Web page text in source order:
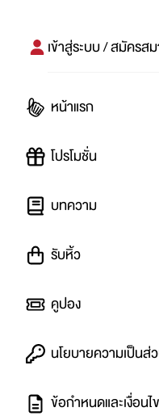
เข้าสู่ระบบ / สมัครส
หน้าแรก
โปรโมชั่น
บทความ
รับหิ้ว
คูปอง
นโยบายความเป็นส่
ข้อกำหนดและเงื่อนไข
#
ปันโปร PUNPRO ที่ 1 ด้าน
โปรโมชัน